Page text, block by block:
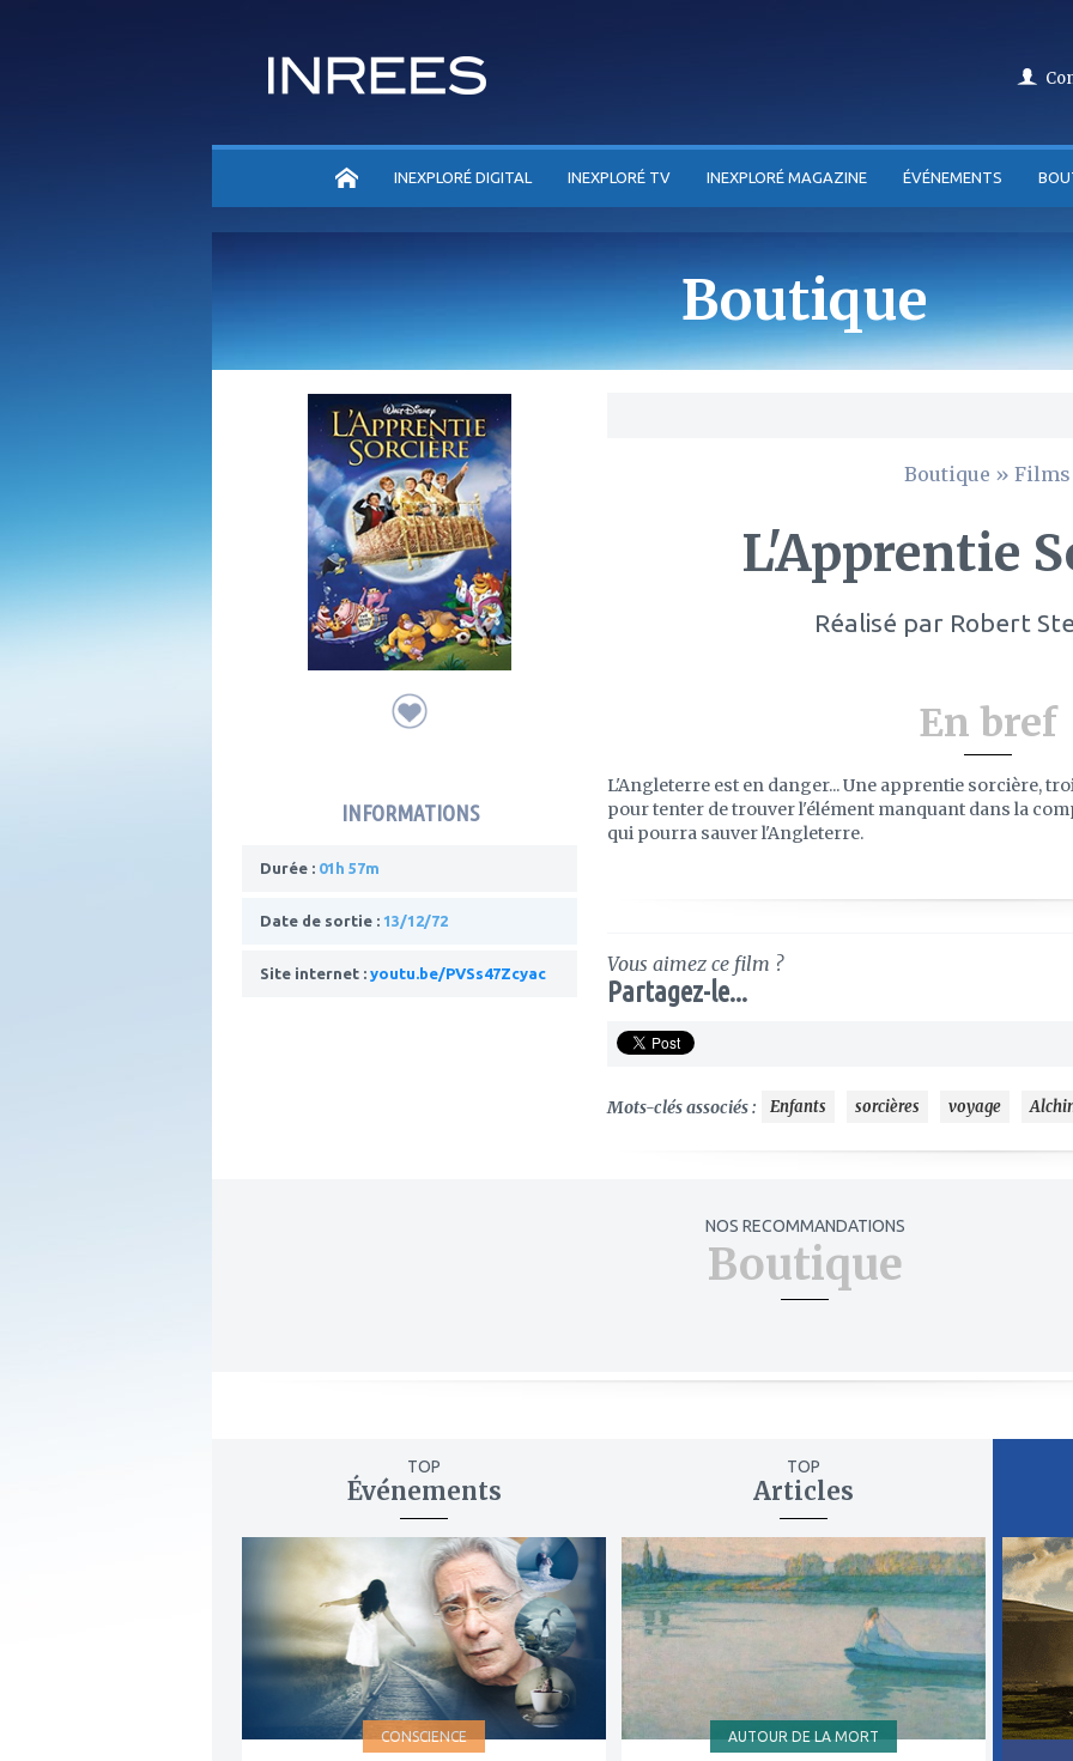
ACCUEILINEXPLORÉ DIGITAL INEXPLORÉ TV INEXPLORÉ MAGAZINE ÉVÉNEMENTS
Boutique
INFORMATIONS
Durée : 01h 57m
Date de sortie : 13/12/72
Site internet : youtu.be/PVSs47Zcyac
Boutique » Films
L'Apprentie
Réalisé par Robert
En bref
L'Angleterre est en danger... Une apprentie sorcière,
pour tenter de trouver l'élément manquant dans la
qui pourra sauver l'Angleterre.
Vous aimez ce film ?
Partagez-le...
Mots-clés associés : Enfants sorcières voyage
NOS RECOMMANDATIONS
Boutique
TOP
Événements
CONSCIENCE
TOP
Articles
à
mes
favoris
AUTOUR DE LA MORT
à
mes